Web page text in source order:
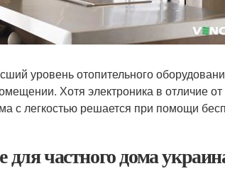
уровень отопительного
Хотя электроника в отличие
с легкостью решается при помощи
частного дома